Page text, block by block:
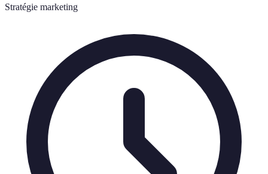
Stratégie marketing